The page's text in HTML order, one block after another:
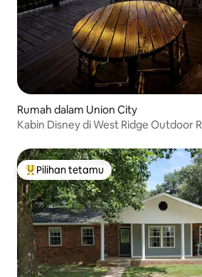
Rumah dalam Union City
Kabin Disney di West Ridge Outdoor
Pilihan utama tetamu
Pilihan tetamu